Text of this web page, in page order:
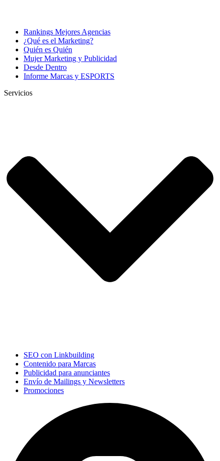
Rankings Mejores Agencias
¿Qué es el Marketing?
Quién es Quién
Mujer Marketing y Publicidad
Desde Dentro
Informe Marcas y ESPORTS
Servicios
SEO con Linkbuilding
Contenido para Marcas
Publicidad para anunciantes
Envío de Mailings y Newsletters
Promociones